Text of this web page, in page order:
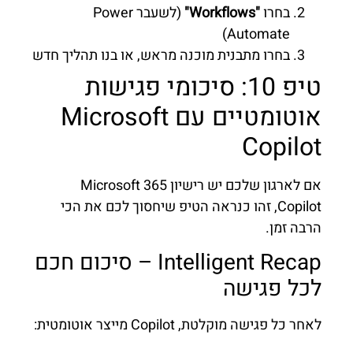
בחרו"Workflows"
(לשעבר Power
Automate)
בחרו מתבנית מוכנה מראש, או בנו תהליך חדש
טיפ 10: סיכומי פגישות
אוטומטיים עם Microsoft
Copilot
אם לארגון שלכם יש רישיון Microsoft 365
Copilot, זהו כנראה הטיפ שיחסוך לכם את הכי
הרבה זמן.
Intelligent Recap – סיכום חכם
לכל פגישה
לאחר כל פגישה מוקלטת, Copilot מייצר אוטומטית: